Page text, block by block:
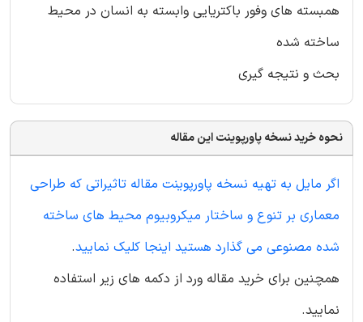
همبسته های وفور باکتریایی وابسته به انسان در محیط
ساخته شده
بحث و نتیجه گیری
نحوه خرید نسخه پاورپوینت این مقاله
اگر مایل به تهیه نسخه پاورپوینت مقاله تاثیراتی که طراحی
معماری بر تنوع و ساختار میکروبیوم محیط های ساخته
شده مصنوعی می گذارد هستید اینجا کلیک نمایید.
همچنین برای خرید مقاله ورد از دکمه های زیر استفاده
نمایید.